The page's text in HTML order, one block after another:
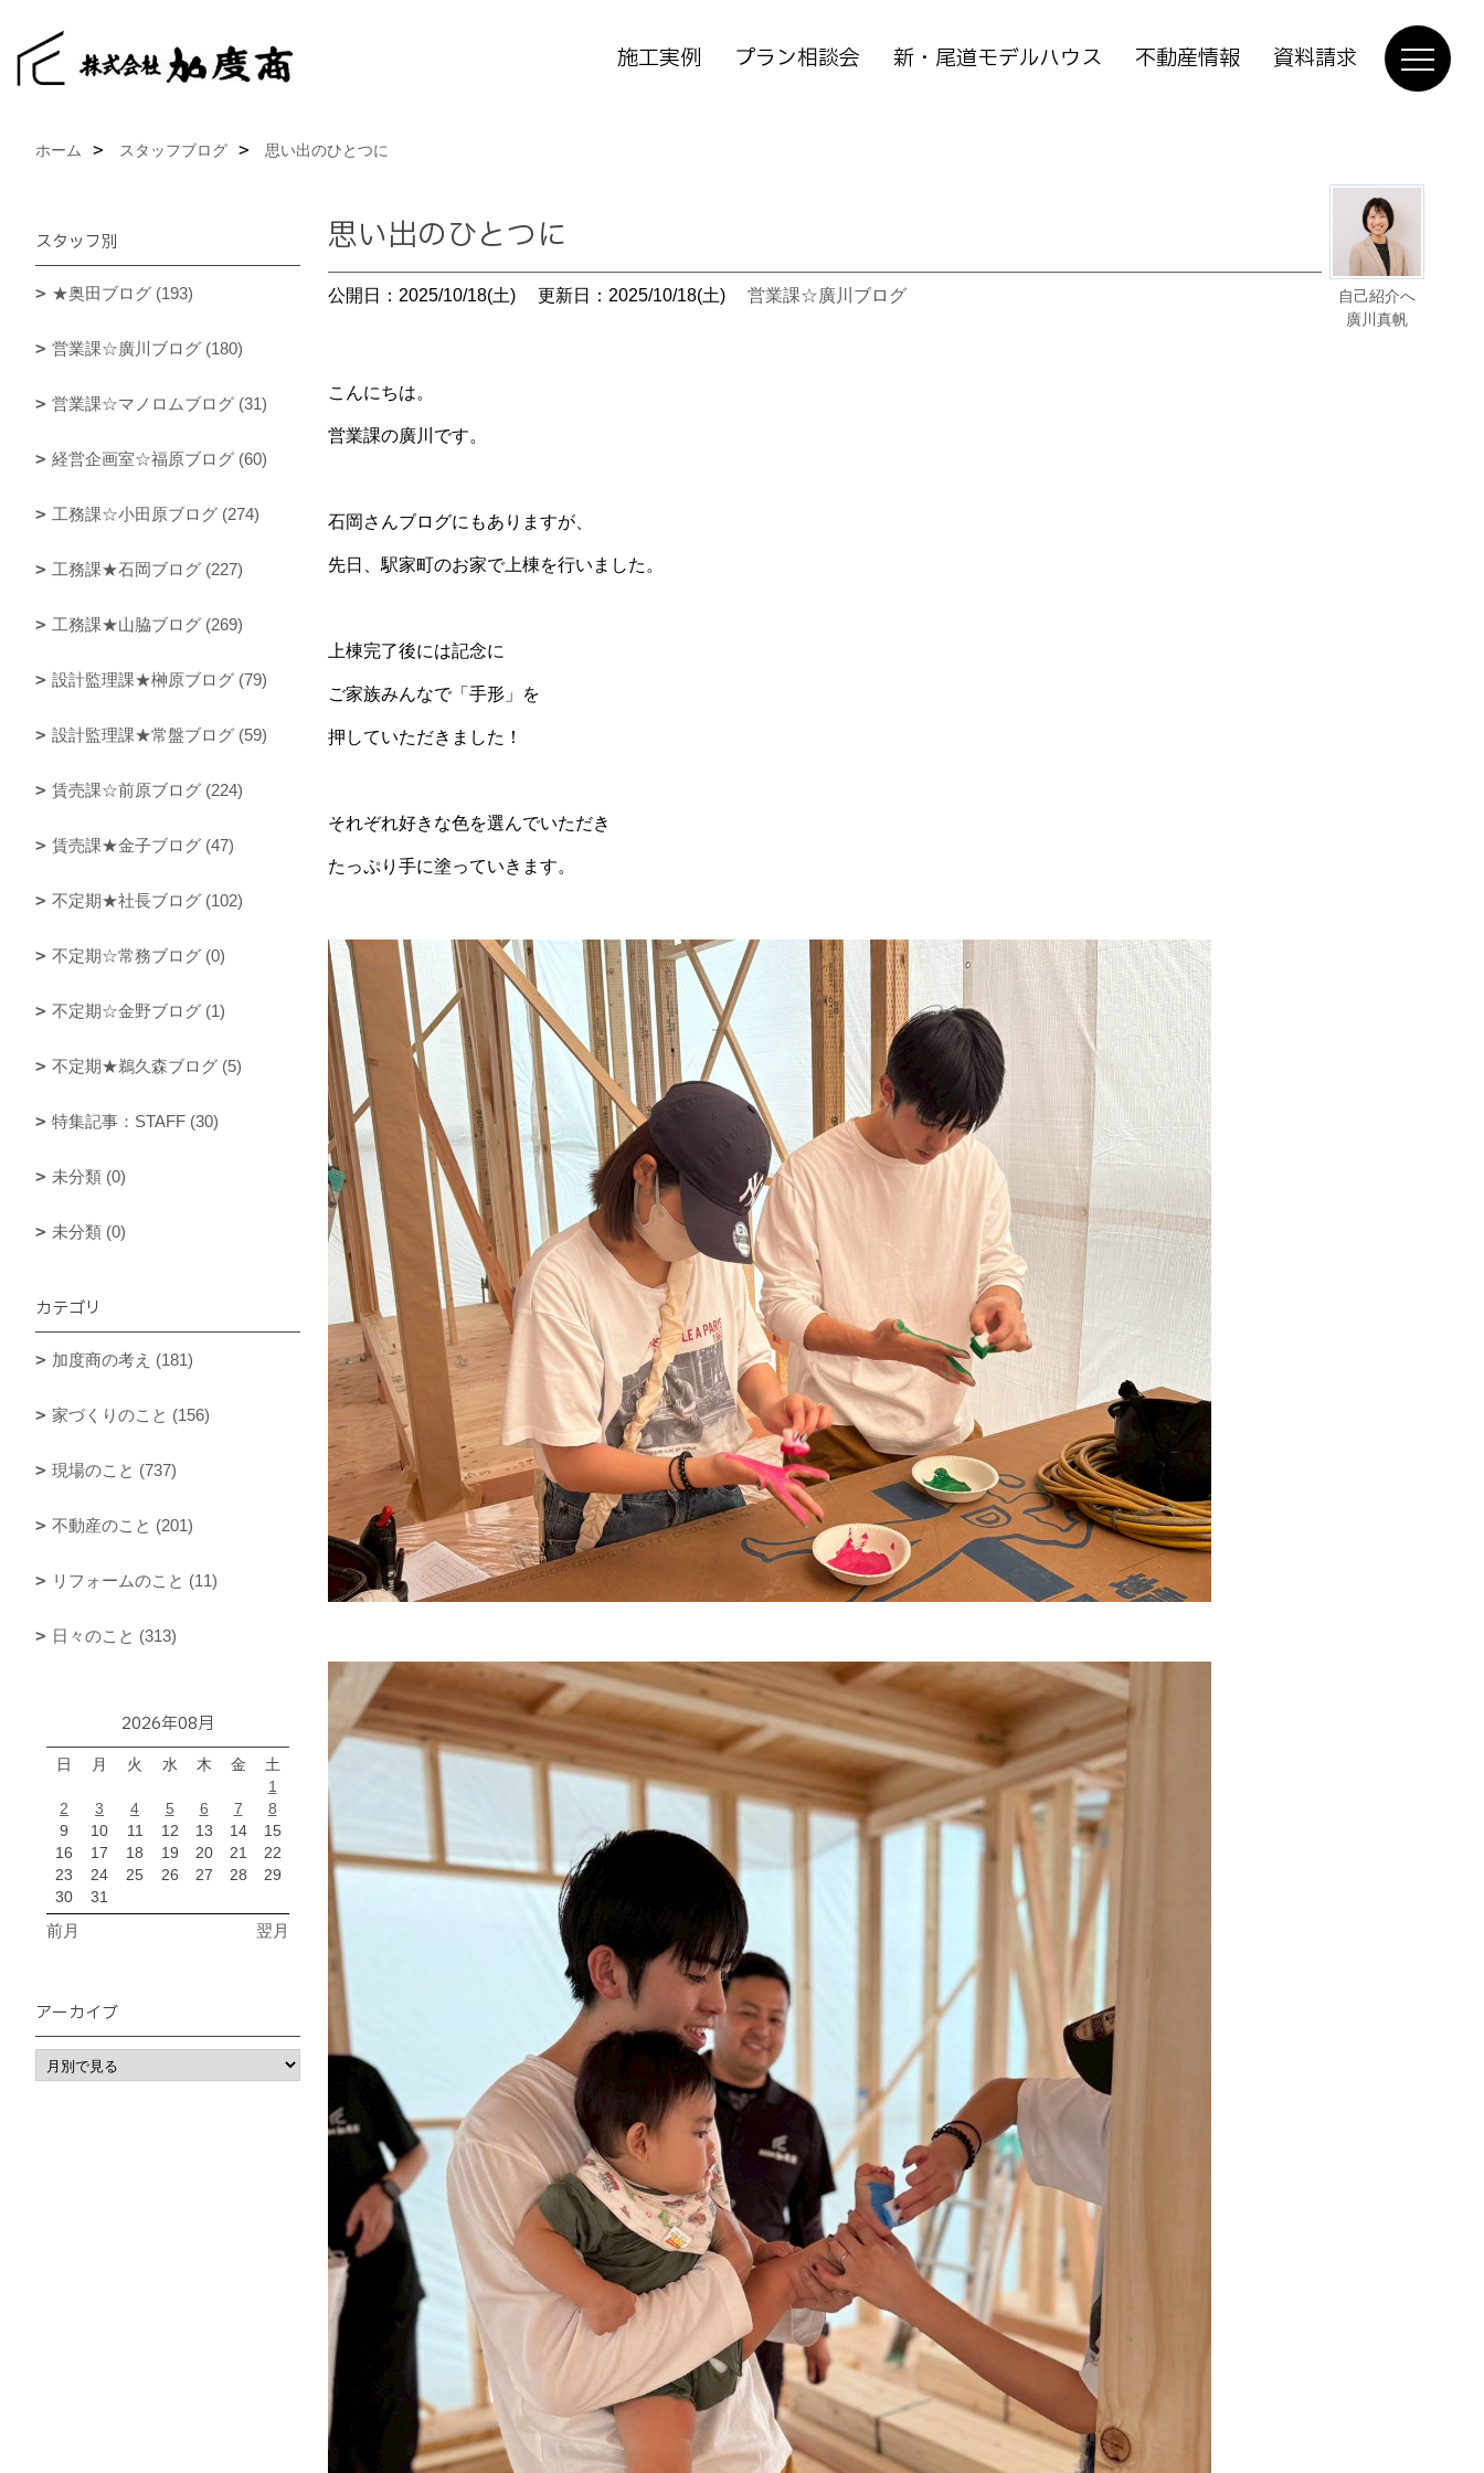
施工実例 プラン相談会 新・尾道モデルハウス 不動産情報 資料請求
ホーム スタッフブログ 思い出のひとつに
自己紹介へ
廣川真帆
思い出のひとつに
公開日：2025/10/18(土) 更新日：2025/10/18(土) 営業課☆廣川ブログ
こんにちは。
営業課の廣川です。
石岡さんブログにもありますが、
先日、駅家町のお家で上棟を行いました。
上棟完了後には記念に
ご家族みんなで「手形」を
押していただきました！
それぞれ好きな色を選んでいただき
たっぷり手に塗っていきます。
スタッフ別
★奥田ブログ (193)
営業課☆廣川ブログ (180)
営業課☆マノロムブログ (31)
経営企画室☆福原ブログ (60)
工務課☆小田原ブログ (274)
工務課★石岡ブログ (227)
工務課★山脇ブログ (269)
設計監理課★榊原ブログ (79)
設計監理課★常盤ブログ (59)
賃売課☆前原ブログ (224)
賃売課★金子ブログ (47)
不定期★社長ブログ (102)
不定期☆常務ブログ (0)
不定期☆金野ブログ (1)
不定期★鵜久森ブログ (5)
特集記事：STAFF (30)
未分類 (0)
未分類 (0)
カテゴリ
加度商の考え (181)
家づくりのこと (156)
現場のこと (737)
不動産のこと (201)
リフォームのこと (11)
日々のこと (313)
2026年08月
日 月 火 水 木 金
土
1
2
3 4 5 6 7
8
9
10 11 12 13 14
15
16
17 18 19 20 21
22
23
24 25 26 27 28
29
30
31
前月 翌月
アーカイブ